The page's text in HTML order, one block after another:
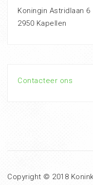
Koningin Astridlaan 6
2950 Kapellen
Contacteer ons
Copyright © 2018